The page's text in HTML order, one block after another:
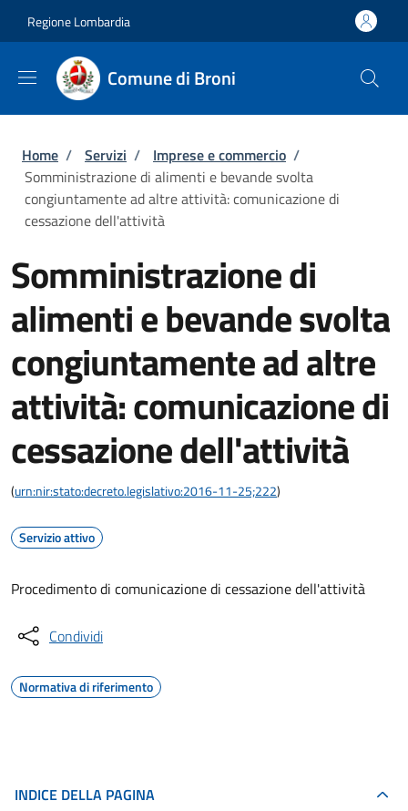
Regione Lombardia
Comune di Broni
Briciole di pane
Home / Servizi / Imprese e commercio /
Somministrazione di alimenti e bevande svolta
congiuntamente ad altre attività: comunicazione di
cessazione dell'attività
Somministrazione di
alimenti e bevande svolta
congiuntamente ad altre
attività: comunicazione di
cessazione dell'attività
(urn:nir:stato:decreto.legislativo:2016-11-25;222)
Servizio attivo
Procedimento di comunicazione di cessazione dell'attività
Condividi
Normativa di riferimento
INDICE DELLA PAGINA